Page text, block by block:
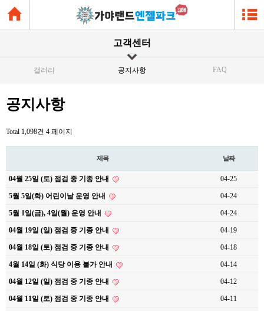
고객센터
갤러리 공지사항 FAQ
공지사항
Total 1,098건 4 페이지
제목 날짜
04월 25일 (토) 점검 중 기종 안내 04-25
5월 5일(화) 어린이날 운영 안내 04-24
5월 1일(금), 4일(월) 운영 안내 04-24
04월 19일 (일) 점검 중 기종 안내 04-19
04월 18일 (토) 점검 중 기종 안내 04-18
4월 14일 (화) 식당 이용 불가 안내 04-14
04월 12일 (일) 점검 중 기종 안내 04-12
04월 11일 (토) 점검 중 기종 안내 04-11